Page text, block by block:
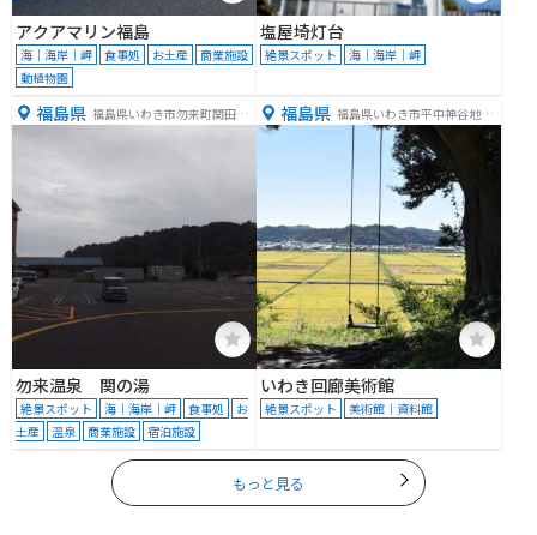
アクアマリン福島
海｜海岸｜岬 食事処 お土産
商業施設
動植物園
塩屋埼灯台
絶景スポット 海｜海岸｜岬
福島県 福島県いわき市勿来町関田須
賀１−４
勿来温泉 関の湯
絶景スポット 海｜海岸｜岬 食事処
お
土産
温泉 商業施設 宿泊施設
福島県 福島県いわき市平中神谷地曾
作７
いわき回廊美術館
絶景スポット 美術館｜資料館
もっと見る